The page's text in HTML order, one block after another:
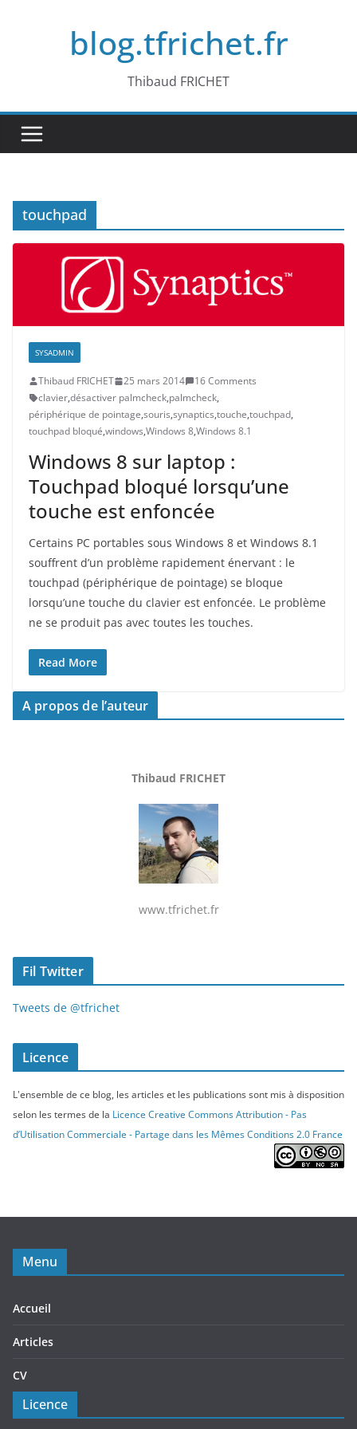
blog.tfrichet.fr
Thibaud FRICHET
touchpad
SYSADMIN
Thibaud FRICHET 25 mars 2014
16 Comments
clavier,désactiver palmcheck,palmcheck,
périphérique de pointage,souris,synaptics,touche,touchpad,
touchpad bloqué,windows,Windows 8,Windows 8.1
Windows 8 sur laptop :
Touchpad bloqué lorsqu’une
touche est enfoncée
Certains PC portables sous Windows 8 et Windows 8.1
souffrent d’un problème rapidement énervant : le
touchpad (périphérique de pointage) se bloque
lorsqu’une touche du clavier est enfoncée. Le problème
ne se produit pas avec toutes les touches.
Read More
A propos de l’auteur
Thibaud FRICHET
www.tfrichet.fr
Fil Twitter
Tweets de @tfrichet
Licence
L'ensemble de ce blog, les articles et les publications sont mis à disposition
selon les termes de la Licence Creative Commons Attribution - Pas
d’Utilisation Commerciale - Partage dans les Mêmes Conditions 2.0 France
Menu
Accueil
Articles
CV
Licence